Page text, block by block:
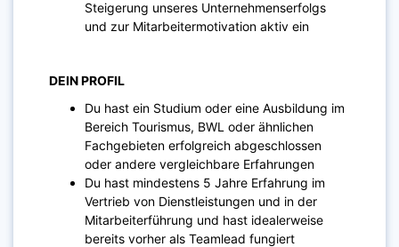
Steigerung unseres Unternehmenserfolgs
und zur Mitarbeitermotivation aktiv ein
DEIN PROFIL
Du hast ein Studium oder eine Ausbildung im
Bereich Tourismus, BWL oder ähnlichen
Fachgebieten erfolgreich abgeschlossen
oder andere vergleichbare Erfahrungen
Du hast mindestens 5 Jahre Erfahrung im
Vertrieb von Dienstleistungen und in der
Mitarbeiterführung und hast idealerweise
bereits vorher als Teamlead fungiert